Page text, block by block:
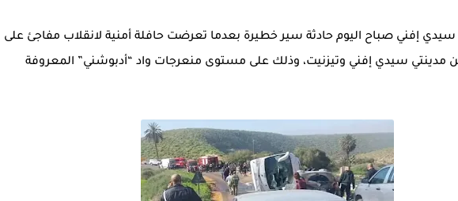
سيدي إفني صباح اليوم حادثة سير خطيرة بعدما تعرضت حافلة أمنية لانقلاب مفاجئ على
مدينتي سيدي إفني وتيزنيت، وذلك على مستوى منعرجات واد “أدبوشني” المعروفة